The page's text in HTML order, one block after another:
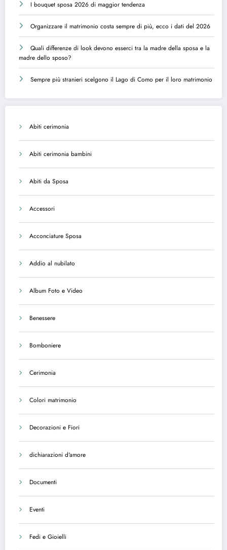
I bouquet sposa 2026 di maggior tendenza
Organizzare il matrimonio costa sempre di più, ecco i dati del 2026
Quali differenze di look devono esserci tra la madre della sposa e la
madre dello sposo?
Sempre più stranieri scelgono il Lago di Como per il loro matrimonio
Abiti cerimonia
Abiti cerimonia bambini
Abiti da Sposa
Accessori
Acconciature Sposa
Addio al nubilato
Album Foto e Video
Benessere
Bomboniere
Cerimonia
Colori matrimonio
Decorazioni e Fiori
dichiarazioni d'amore
Documenti
Eventi
Fedi e Gioielli